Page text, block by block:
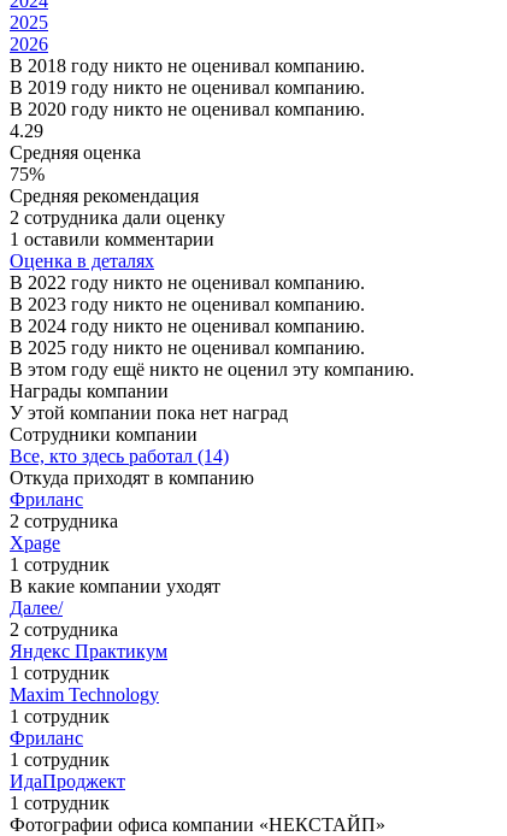
2025
2026
В 2018 году никто не оценивал компанию.
В 2019 году никто не оценивал компанию.
В 2020 году никто не оценивал компанию.
4.29
Средняя оценка
75%
Средняя рекомендация
2 сотрудника дали оценку
1 оставили комментарии
Оценка в деталях
В 2022 году никто не оценивал компанию.
В 2023 году никто не оценивал компанию.
В 2024 году никто не оценивал компанию.
В 2025 году никто не оценивал компанию.
В этом году ещё никто не оценил эту компанию.
Награды компании
У этой компании пока нет наград
Сотрудники компании
Все, кто здесь работал (14)
Откуда приходят в компанию
Фриланс
2 сотрудника
Xpage
1 сотрудник
В какие компании уходят
Далее/
2 сотрудника
Яндекс Практикум
1 сотрудник
Maxim Technology
1 сотрудник
Фриланс
1 сотрудник
ИдаПроджект
1 сотрудник
Фотографии офиса компании «НЕКСТАЙП»